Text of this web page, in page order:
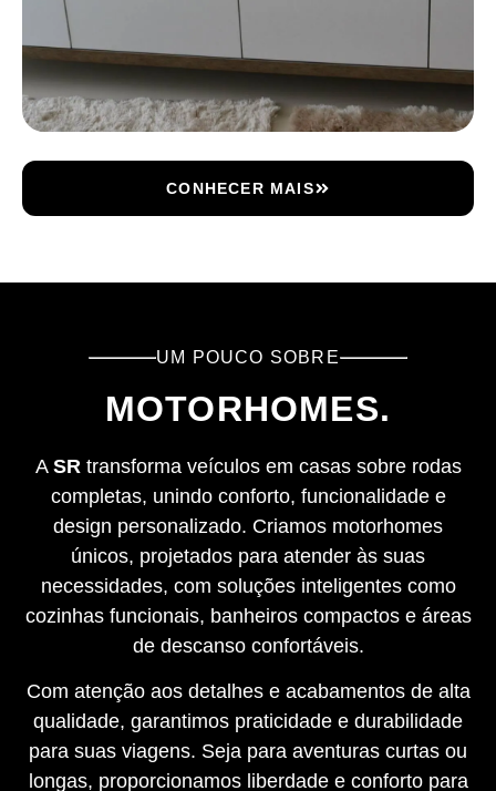
CONHECER MAIS
UM POUCO SOBRE
MOTORHOMES.
A SRtransforma veículos em casas sobre rodas
completas, unindo conforto, funcionalidade e
design personalizado. Criamos motorhomes
únicos, projetados para atender às suas
necessidades, com soluções inteligentes como
cozinhas funcionais, banheiros compactos e áreas
de descanso confortáveis.
Com atenção aos detalhes e acabamentos de alta
qualidade, garantimos praticidade e durabilidade
para suas viagens. Seja para aventuras curtas ou
longas, proporcionamos liberdade e conforto para